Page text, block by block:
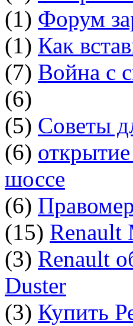
(1) Форум
(1) Как
(7) Война с
(6)
(5) Советы
(6)
шоссе
(6)
(15) Renault
(3) Renault
Duster
(3) Купить